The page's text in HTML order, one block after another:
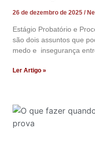
26 de dezembro de 2025
Estágio Probatório e
são dois assuntos que
medo e insegurança
Ler Artigo »